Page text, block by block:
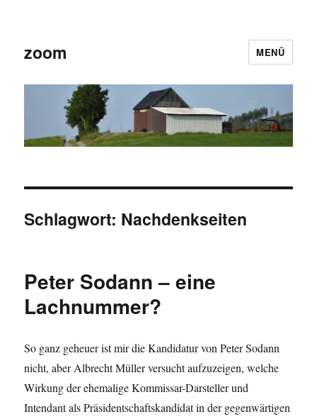
zoom MENÜ
Schlagwort: Nachdenkseiten
Peter Sodann – eine
Lachnummer?
So ganz geheuer ist mir die Kandidatur von Peter Sodann
nicht, aber Albrecht Müller versucht aufzuzeigen, welche
Wirkung der ehemalige Kommissar-Darsteller und
Intendant als Präsidentschaftskandidat in der gegenwärtigen